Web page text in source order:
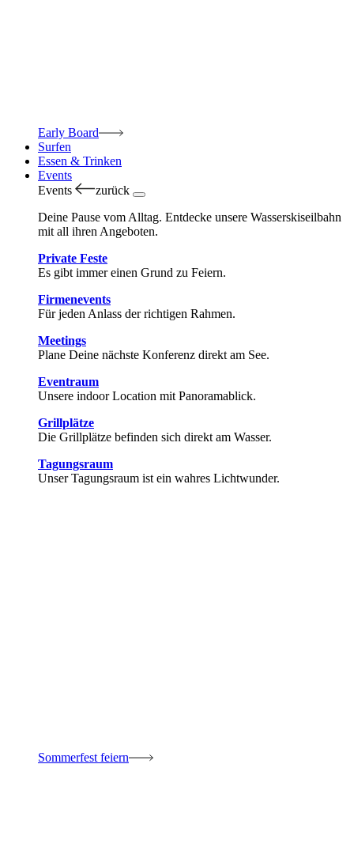
Early Board
Surfen
Essen & Trinken
Events
Events
zurück
Deine Pause vom Alltag. Entdecke unsere Wasserskiseilbahn
mit all ihren Angeboten.
Private Feste
Es gibt immer einen Grund zu Feiern.
Firmenevents
Für jeden Anlass der richtigen Rahmen.
Meetings
Plane Deine nächste Konferenz direkt am See.
Eventraum
Unsere indoor Location mit Panoramablick.
Grillplätze
Die Grillplätze befinden sich direkt am Wasser.
Tagungsraum
Unser Tagungsraum ist ein wahres Lichtwunder.
Sommerfest feiern